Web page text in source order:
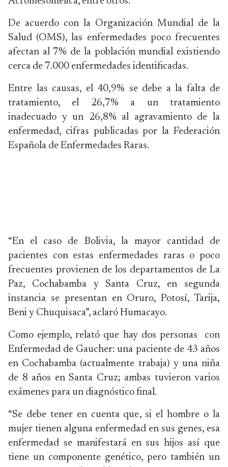
De acuerdo con la Organización Mundial de la
Salud (OMS), las enfermedades poco frecuentes
afectan al 7% de la población mundial existiendo
cerca de 7.000 enfermedades identificadas.
Entre las causas, el 40,9% se debe a la falta de
tratamiento, el 26,7% a un tratamiento
inadecuado y un 26,8% al agravamiento de la
enfermedad, cifras publicadas por la Federación
Española de Enfermedades Raras.
“En el caso de Bolivia, la mayor cantidad de
pacientes con estas enfermedades raras o poco
frecuentes provienen de los departamentos de La
Paz, Cochabamba y Santa Cruz, en segunda
instancia se presentan en Oruro, Potosí, Tarija,
Beni y Chuquisaca”, aclaró Humacayo.
Como ejemplo, relató que hay dos personas con
Enfermedad de Gaucher: una paciente de 43 años
en Cochabamba (actualmente trabaja) y una niña
de 8 años en Santa Cruz; ambas tuvieron varios
exámenes para un diagnóstico final.
“Se debe tener en cuenta que, si el hombre o la
mujer tienen alguna enfermedad en sus genes, esa
enfermedad se manifestará en sus hijos así que
tiene un componente genético, pero también un